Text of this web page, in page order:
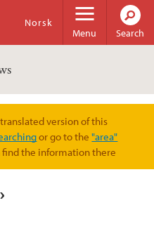
Menu
Norsk
Search
version of this
or go to the"area"
find the information there